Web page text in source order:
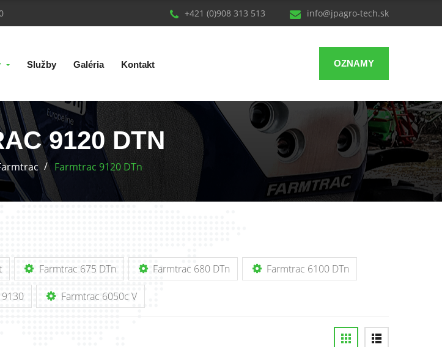
+421 (0)908 313 513 info@jpagro-tech.sk
Služby Galéria Kontakt OZNAMY
9120 DTN
Farmtrac 9120 DTn
Farmtrac 675 DTn Farmtrac 680 DTn Farmtrac 6100 DTn
9130 Farmtrac 6050c V